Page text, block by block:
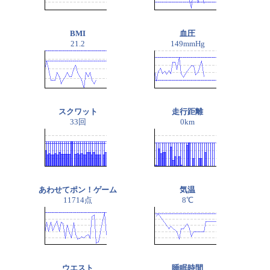
BMI
21.2
血圧
149mmHg
スクワット
33回
走行距離
0km
あわせてポン！ゲーム
11714点
気温
8℃
ウエスト
睡眠時間